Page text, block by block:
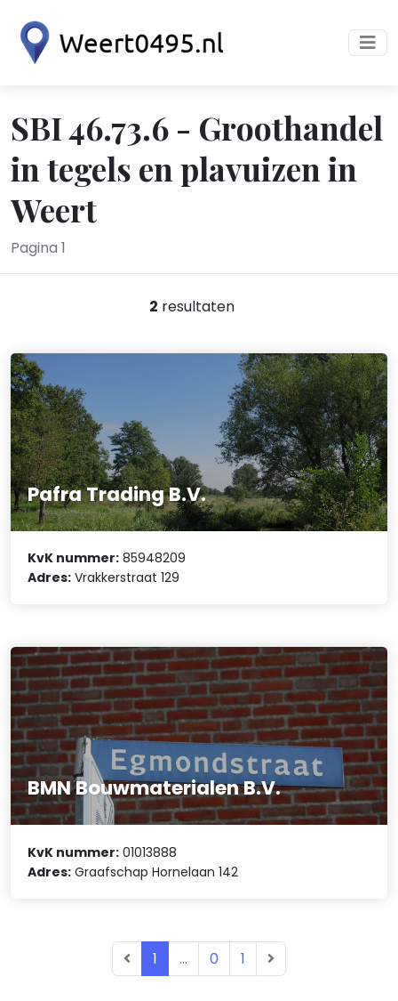
SBI 46.73.6 - Groothandel
in tegels en plavuizen in
Weert
Pagina 1
2 resultaten
Pafra Trading B.V.
KvK nummer: 85948209
Adres: Vrakkerstraat 129
BMN Bouwmaterialen B.V.
KvK nummer: 01013888
Adres: Graafschap Hornelaan 142
1 ... 0 1